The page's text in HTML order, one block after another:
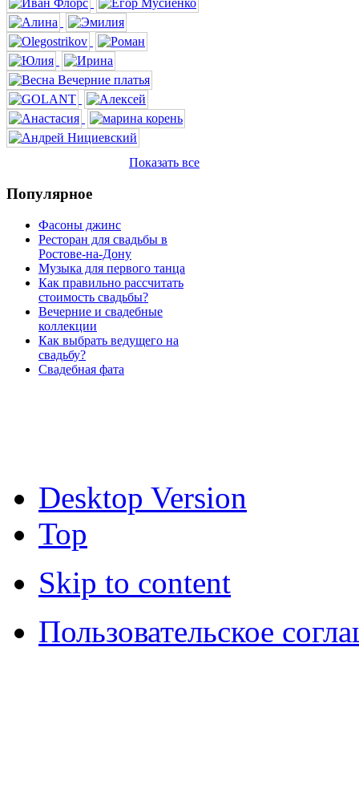
Показать все
Популярное
Фасоны джинс
Ресторан для свадьбы в
Ростове-на-Дону
Музыка для первого танца
Как правильно рассчитать
стоимость свадьбы?
Вечерние и свадебные
коллекции
Как выбрать ведущего на
свадьбу?
Свадебная фата
Desktop Version
Top
Skip to content
Пользовательское